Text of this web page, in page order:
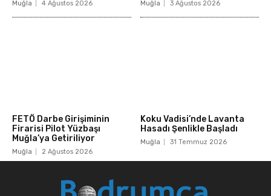
Muğla 4 Ağustos 2026 Muğla 3 Ağustos 2026
FETÖ Darbe Girişiminin
Firarisi Pilot Yüzbaşı
Muğla’ya Getiriliyor
Muğla 2 Ağustos 2026
Koku Vadisi’nde Lavanta
Hasadı Şenlikle Başladı
Muğla 31 Temmuz 2026